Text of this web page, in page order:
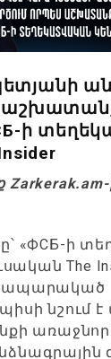
ի
«ФСБ-ի
The
նշում է